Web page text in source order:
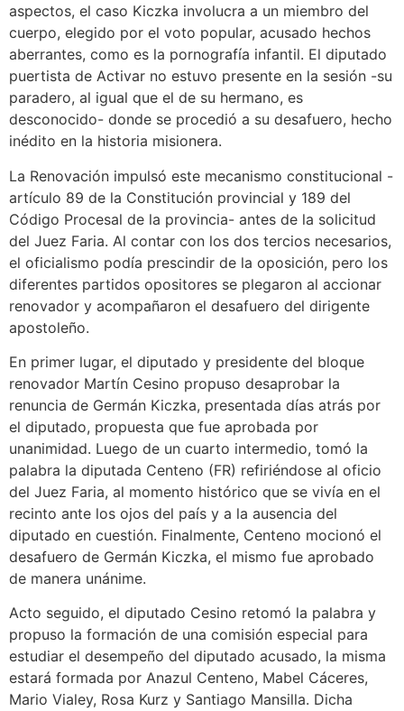
aspectos, el caso Kiczka involucra a un miembro del
cuerpo, elegido por el voto popular, acusado hechos
aberrantes, como es la pornografía infantil. El diputado
puertista de Activar no estuvo presente en la sesión -su
paradero, al igual que el de su hermano, es
desconocido- donde se procedió a su desafuero, hecho
inédito en la historia misionera.
La Renovación impulsó este mecanismo constitucional -
artículo 89 de la Constitución provincial y 189 del
Código Procesal de la provincia- antes de la solicitud
del Juez Faria. Al contar con los dos tercios necesarios,
el oficialismo podía prescindir de la oposición, pero los
diferentes partidos opositores se plegaron al accionar
renovador y acompañaron el desafuero del dirigente
apostoleño.
En primer lugar, el diputado y presidente del bloque
renovador Martín Cesino propuso desaprobar la
renuncia de Germán Kiczka, presentada días atrás por
el diputado, propuesta que fue aprobada por
unanimidad. Luego de un cuarto intermedio, tomó la
palabra la diputada Centeno (FR) refiriéndose al oficio
del Juez Faria, al momento histórico que se vivía en el
recinto ante los ojos del país y a la ausencia del
diputado en cuestión. Finalmente, Centeno mocionó el
desafuero de Germán Kiczka, el mismo fue aprobado
de manera unánime.
Acto seguido, el diputado Cesino retomó la palabra y
propuso la formación de una comisión especial para
estudiar el desempeño del diputado acusado, la misma
estará formada por Anazul Centeno, Mabel Cáceres,
Mario Vialey, Rosa Kurz y Santiago Mansilla. Dicha